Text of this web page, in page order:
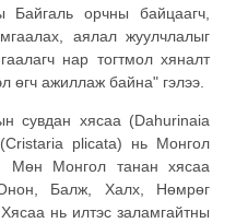
Байгаль орчны байцаагч,
аялал жуулчлалыг
нар тогтмол хяналт
өгч ажиллаж байна" гэлээ.
сувдан хясаа (Dahurinaia
plicata) нь Монгол
Монгол танан хясаа
Балж, Халх, Нөмрөг
нь илтэс заламгайтны